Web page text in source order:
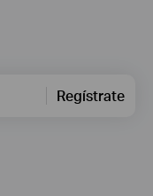
Regístrate